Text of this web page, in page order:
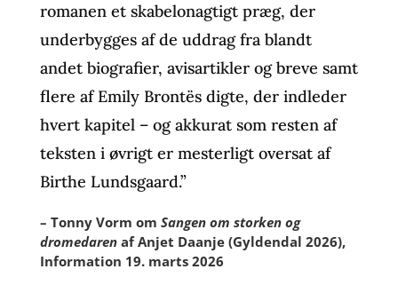
romanen et skabelonagtigt præg, der
underbygges af de uddrag fra blandt
andet biografier, avisartikler og breve samt
flere af Emily Brontës digte, der indleder
hvert kapitel – og akkurat som resten af
teksten i øvrigt er mesterligt oversat af
Birthe Lundsgaard.”
– Tonny Vorm om Sangen om storken og
dromedarenaf Anjet Daanje (Gyldendal 2026),
Information 19. marts 2026